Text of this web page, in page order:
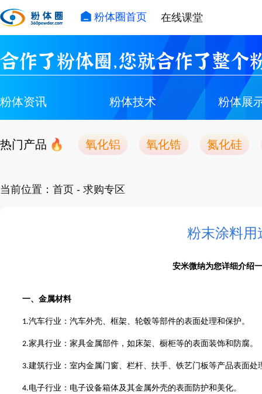
粉体圈首页 在线课堂
合作了粉体圈，您就合作了整个
粉体资讯 粉体技术 粉体展
热门产品 氧化铝 氧化锆 氮化硅
当前位置： 首页 - 求购专区
粉末涂料用
安米微纳为您详细介绍
一、金属材料
1.汽车行业：汽车外壳、框架、轮毂等部件的表面处理和保护。
2.家具行业：家具金属部件，如床架、橱柜等的表面装饰和防腐。
3.建筑行业：室内金属门窗、栏杆、扶手、铁艺门板等产品表面处
4.电子行业：电子设备箱体及其金属外壳的表面防护和美化。